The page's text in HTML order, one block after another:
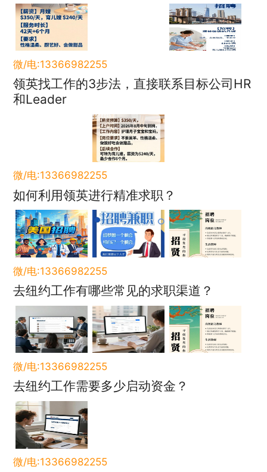
微/电:13366982255
领英找工作的3步法，直接联系目标公司HR
和Leader
微/电:13366982255
如何利用领英进行精准求职？
微/电:13366982255
去纽约工作有哪些常见的求职渠道？
微/电:13366982255
去纽约工作需要多少启动资金？
微/电:13366982255